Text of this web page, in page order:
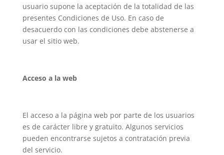
usuario supone la aceptación de la totalidad de las
presentes Condiciones de Uso. En caso de
desacuerdo con las condiciones debe abstenerse a
usar el sitio web.
Acceso a la web
El acceso a la página web por parte de los usuarios
es de carácter libre y gratuito. Algunos servicios
pueden encontrarse sujetos a contratación previa
del servicio.